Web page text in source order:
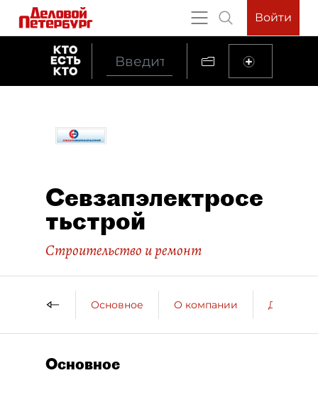
Войти
Севзапэлектросе
тьстрой
Строительство и ремонт
Основное О компании ДП о
Основное